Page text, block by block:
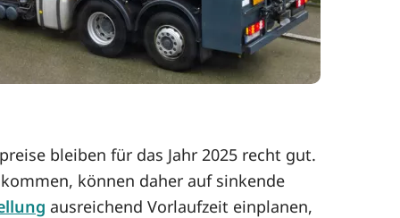
bleiben für das Jahr 2025 recht gut.
können daher auf sinkende
ausreichend Vorlaufzeit einplanen,